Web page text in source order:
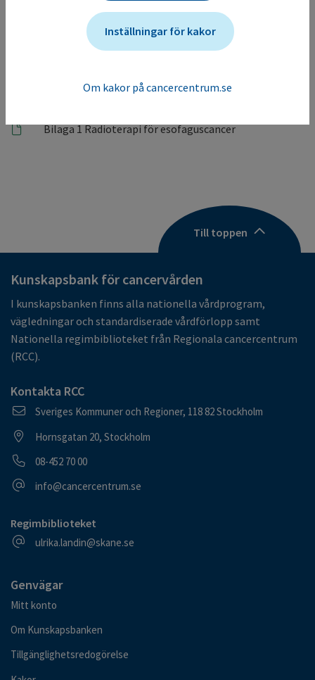
Vårdprogramgruppen
Referenser
Bilaga 1 Radioterapi för esofaguscancer
Till toppen
Inställningar för kakor
Om kakor på cancercentrum.se
Kunskapsbank för cancervården
I kunskapsbanken finns alla nationella vårdprogram,
vägledningar och standardiserade vårdförlopp samt
Nationella regimbiblioteket från Regionala cancercentrum
(RCC).
Kontakta RCC
Postadress
Sveriges Kommuner och Regioner, 118 82 Stockholm
Besöksadress
Hornsgatan 20, Stockholm
Telefonnummer
08-452 70 00
E-postadress
info@cancercentrum.se
Regimbiblioteket
E-postadress
ulrika.landin@skane.se
Genvägar
Mitt konto
Om Kunskapsbanken
Tillgänglighetsredogörelse